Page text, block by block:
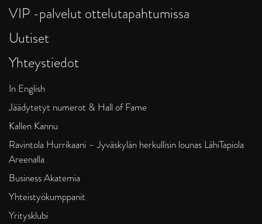
VIP -palvelut ottelutapahtumissa
Uutiset
Yhteystiedot
In English
Jäädytetyt numerot & Hall of Fame
Kallen Kannu
Ravintola Hurrikaani – Jyväskylän herkullisin lounas LähiTapiola
Areenalla
Business Akatemia
Yhteistyökumppanit
Yritysklubi